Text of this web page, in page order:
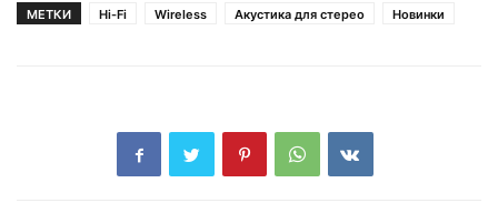
МЕТКИ
Hi-Fi Wireless Акустика для стерео Новинки